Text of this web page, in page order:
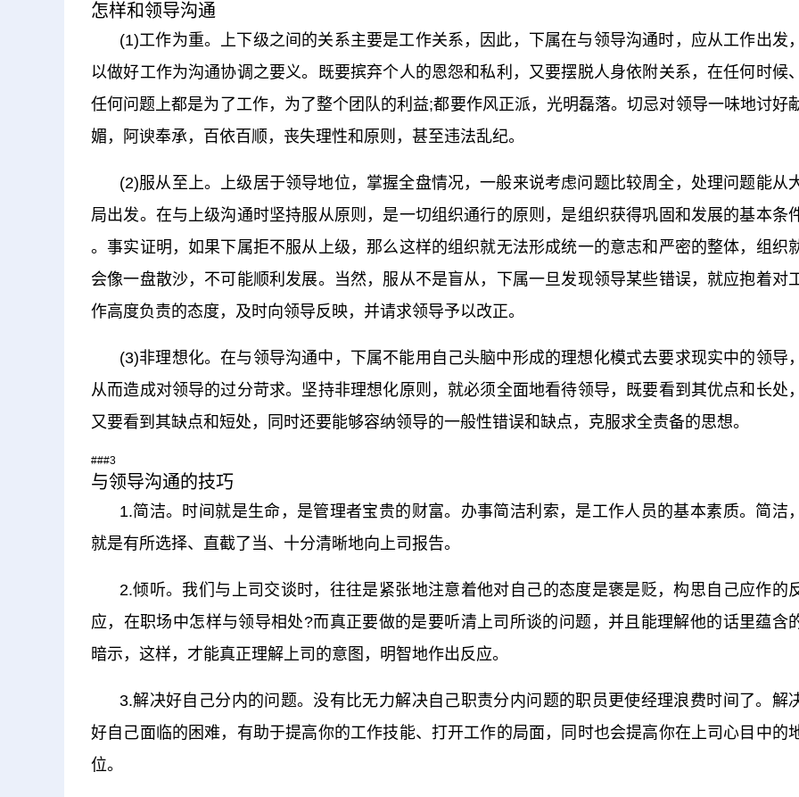
怎样和领导沟通
(1)工作为重。上下级之间的关系主要是工作关系，因此，下属在与领导沟通时，应从工作出发，
以做好工作为沟通协调之要义。既要摈弃个人的恩怨和私利，又要摆脱人身依附关系，在任何时候、
任何问题上都是为了工作，为了整个团队的利益;都要作风正派，光明磊落。切忌对领导一味地讨好
媚，阿谀奉承，百依百顺，丧失理性和原则，甚至违法乱纪。
(2)服从至上。上级居于领导地位，掌握全盘情况，一般来说考虑问题比较周全，处理问题能从
局出发。在与上级沟通时坚持服从原则，是一切组织通行的原则，是组织获得巩固和发展的基本条
。事实证明，如果下属拒不服从上级，那么这样的组织就无法形成统一的意志和严密的整体，组织
会像一盘散沙，不可能顺利发展。当然，服从不是盲从，下属一旦发现领导某些错误，就应抱着对
作高度负责的态度，及时向领导反映，并请求领导予以改正。
(3)非理想化。在与领导沟通中，下属不能用自己头脑中形成的理想化模式去要求现实中的领导，
从而造成对领导的过分苛求。坚持非理想化原则，就必须全面地看待领导，既要看到其优点和长处，
又要看到其缺点和短处，同时还要能够容纳领导的一般性错误和缺点，克服求全责备的思想。
###3
与领导沟通的技巧
1.简洁。时间就是生命，是管理者宝贵的财富。办事简洁利索，是工作人员的基本素质。简洁，
就是有所选择、直截了当、十分清晰地向上司报告。
2.倾听。我们与上司交谈时，往往是紧张地注意着他对自己的态度是褒是贬，构思自己应作的
应，在职场中怎样与领导相处?而真正要做的是要听清上司所谈的问题，并且能理解他的话里蕴含
暗示，这样，才能真正理解上司的意图，明智地作出反应。
3.解决好自己分内的问题。没有比无力解决自己职责分内问题的职员更使经理浪费时间了。解
好自己面临的困难，有助于提高你的工作技能、打开工作的局面，同时也会提高你在上司心目中的
位。